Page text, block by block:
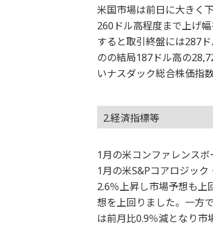
米国市場は前日に大きく
260ドル高程度まで上げ
すると取引終盤には287
のの結局187ドル高の
いナスダック総合株価指
2.経済指標等
1月の米コンファレンス
1月の米S&Pコアロジッ
2.6％上昇し市場予想も上
想を上回りました。一方
は前月比0.9％減となり市